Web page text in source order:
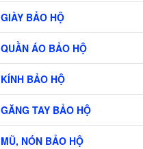
GIÀY BẢO HỘ
QUẦN ÁO BẢO HỘ
KÍNH BẢO HỘ
GĂNG TAY BẢO HỘ
MŨ, NÓN BẢO HỘ